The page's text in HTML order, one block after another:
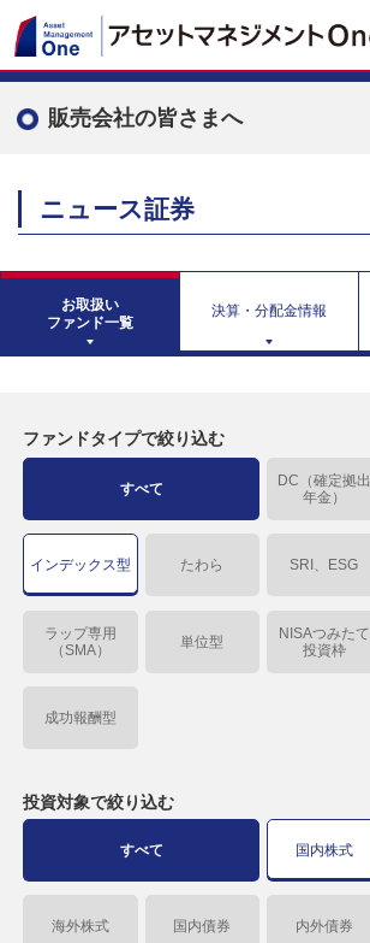
販売会社の皆さまへ
ニュース証券
お取扱い
ファンド一覧
決算・分配金情報
ファンドタイプで絞り込む
すべて
DC（確定拠出
年金）
インデックス型 たわら SRI、ESG
ラップ専用
（SMA）
単位型
NISAつみたて
投資枠
成功報酬型
投資対象で絞り込む
すべて 国内株式
海外株式 国内債券 内外債券